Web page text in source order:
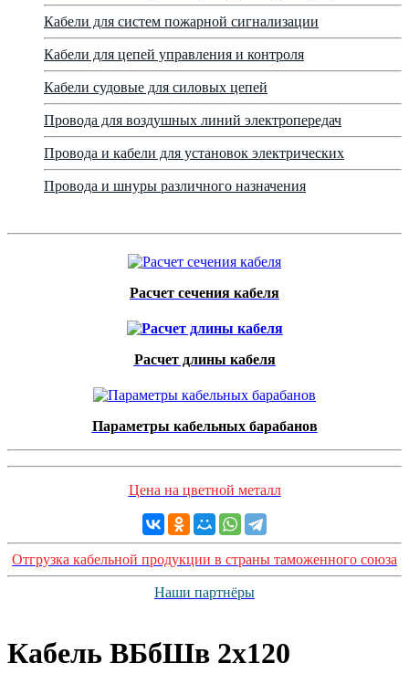
Кабели для систем пожарной сигнализации
Кабели для цепей управления и контроля
Кабели судовые для силовых цепей
Провода для воздушных линий электропередач
Провода и кабели для установок электрических
Провода и шнуры различного назначения
Расчет сечения кабеля
Расчет длины кабеля
Параметры кабельных барабанов
Цена на цветной металл
Отгрузка кабельной продукции в страны таможенного союза
Наши партнёры
Кабель ВБбШв 2х120